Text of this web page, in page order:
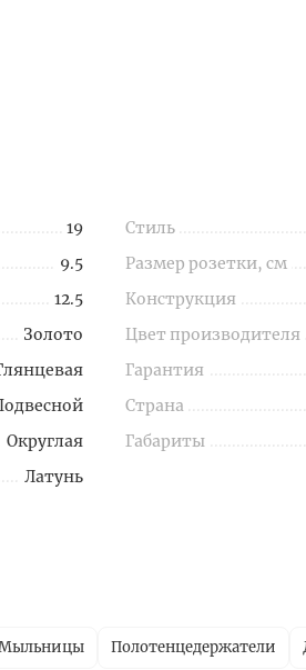
19
9.5
12.5
Золото
Округлая
Латунь
Стиль
Размер розетки, см
Конструкция
Цвет производителя
Гарантия
Страна
Габариты
Полотенцедержатели